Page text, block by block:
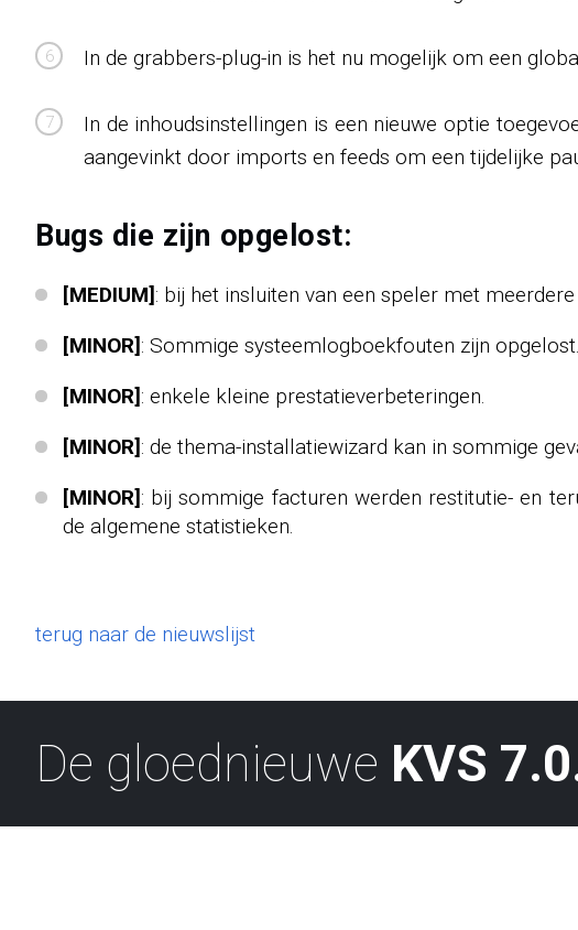
In de grabbers-plug-in is het nu mogelijk om een
In de inhoudsinstellingen is een nieuwe optie
aangevinkt door imports en feeds om een ​​tijdelijke
Bugs die zijn opgelost:
[MEDIUM] : bij het insluiten van een speler met
[MINOR] : Sommige systeemlogboekfouten zijn opgelost.
[MINOR] : enkele kleine prestatieverbeteringen.
[MINOR] : de thema-installatiewizard kan in sommige
[MINOR] : bij sommige facturen werden restitutie- en
de algemene statistieken.
terug naar de nieuwslijst
De gloednieuwe KVS